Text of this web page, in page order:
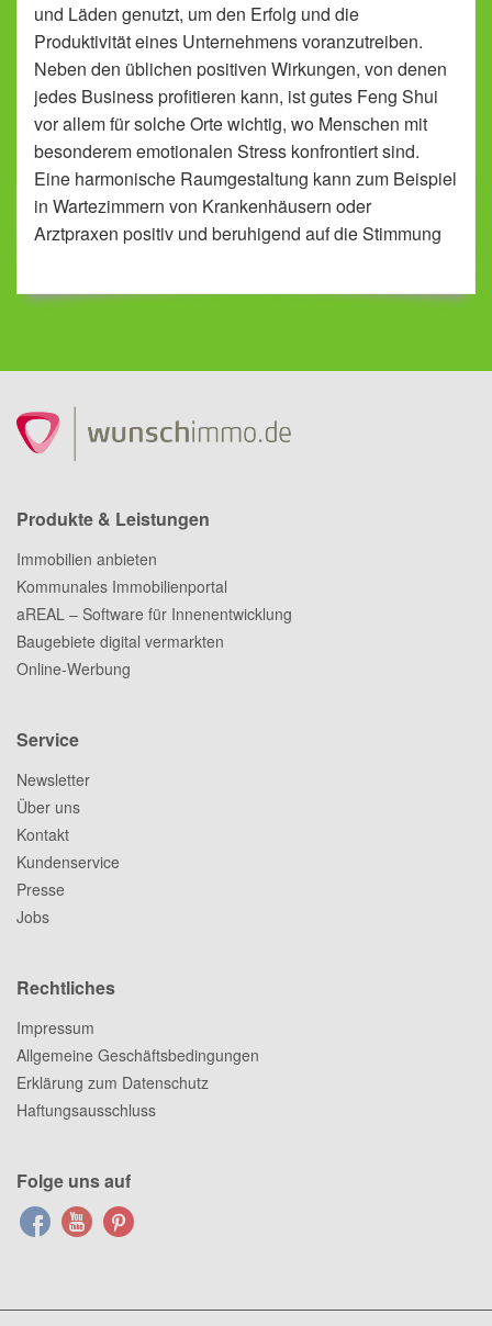
und Läden genutzt, um den Erfolg und die
Produktivität eines Unternehmens voranzutreiben.
Neben den üblichen positiven Wirkungen, von denen
jedes Business profitieren kann, ist gutes Feng Shui
vor allem für solche Orte wichtig, wo Menschen mit
besonderem emotionalen Stress konfrontiert sind.
Eine harmonische Raumgestaltung kann zum Beispiel
in Wartezimmern von Krankenhäusern oder
Arztpraxen positiv und beruhigend auf die Stimmung
Produkte & Leistungen
Immobilien anbieten
Kommunales Immobilienportal
aREAL – Software für Innenentwicklung
Baugebiete digital vermarkten
Online-Werbung
Service
Newsletter
Über uns
Kontakt
Kundenservice
Presse
Jobs
Rechtliches
Impressum
Allgemeine Geschäftsbedingungen
Erklärung zum Datenschutz
Haftungsausschluss
Folge uns auf